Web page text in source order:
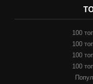
100
100
100
100